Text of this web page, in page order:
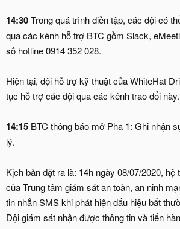
14:30Trong quá trình diễn tập, các đội có
qua các kênh hỗ trợ BTC gồm Slack,
số hotline 0914 352 028.
Hiện tại, đội hỗ trợ kỹ thuật của WhiteHat
tục hỗ trợ các đội qua các kênh trao đổi này.
14:15 BTC thông báo mở Pha 1: Ghi nhận
lý.
Kịch bản đặt ra là: 14h ngày 08/07/2020,
của Trung tâm giám sát an toàn, an ninh
tin nhắn SMS khi phát hiện dấu hiệu bất
Đội giám sát nhận được thông tin và tiến